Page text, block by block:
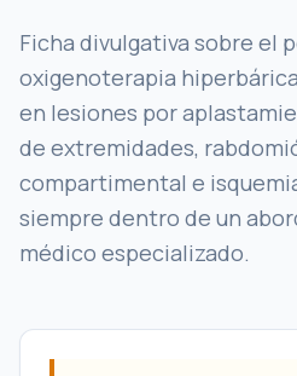
Ficha divulgativa sobre el
oxigenoterapia
en lesiones por
de extremidades,
compartimental e
siempre dentro de un
médico especializado.